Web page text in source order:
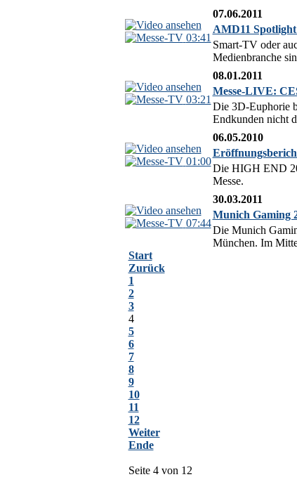
03:41
07.06.2011
AMD11
Smart-TV oder
Medienbranche
03:21
08.01.2011
Messe-LIVE:
Die 3D-Euphorie
Endkunden nicht
01:00
06.05.2010
Die HIGH END
Messe.
07:44
30.03.2011
Munich Gaming
Die Munich
München. Im
Start
Zurück
1
2
3
4
5
6
7
8
9
10
11
12
Weiter
Ende
Seite 4 von 12